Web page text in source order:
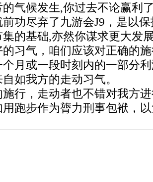
气候发生,你过去不论赢利
功尽弃了九游会J9，是以
的基础,亦然你谋求更大发
习气，咱们应该对正确的
月或一段时刻内的一部分
如我方的走动习气。
施行，走动者也不错对我方
跑步作为膂力刑事包袱，